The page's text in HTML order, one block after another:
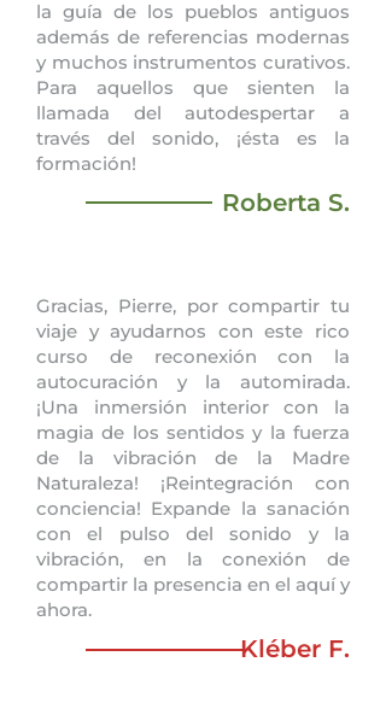
la guía de los pueblos antiguos
además de referencias modernas
y muchos instrumentos curativos.
Para aquellos que sienten la
llamada del autodespertar a
través del sonido, ¡ésta es la
formación!
Roberta S.
Gracias, Pierre, por compartir tu
viaje y ayudarnos con este rico
curso de reconexión con la
autocuración y la automirada.
¡Una inmersión interior con la
magia de los sentidos y la fuerza
de la vibración de la Madre
Naturaleza! ¡Reintegración con
conciencia! Expande la sanación
con el pulso del sonido y la
vibración, en la conexión de
compartir la presencia en el aquí y
ahora.
Kléber F.